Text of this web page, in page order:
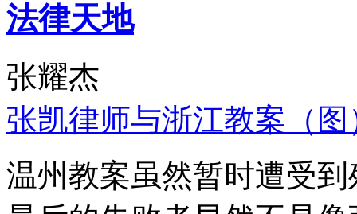
法律天地
张耀杰
张凯律师与浙江教案（图
温州教案虽然暂时遭受